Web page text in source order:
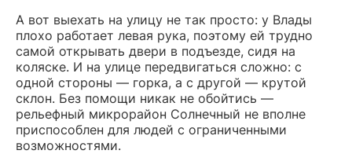
А вот выехать на улицу не так просто: у Влады
плохо работает левая рука, поэтому ей трудно
самой открывать двери в подъезде, сидя на
коляске. И на улице передвигаться сложно: с
одной стороны — горка, а с другой — крутой
склон. Без помощи никак не обойтись —
рельефный микрорайон Солнечный не вполне
приспособлен для людей с ограниченными
возможностями.